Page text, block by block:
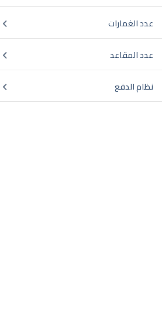
عدد الغمارات
عدد المقاعد
نظام الدفع